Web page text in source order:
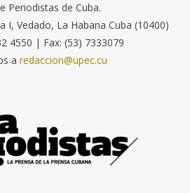
Periodistas de Cuba.
I, Vedado, La Habana Cuba (10400)
4550 | Fax: (53) 7333079
a redaccion@upec.cu